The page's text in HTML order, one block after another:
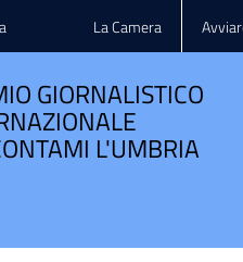
La Camera
GIORNALISTICO
L'UMBRIA